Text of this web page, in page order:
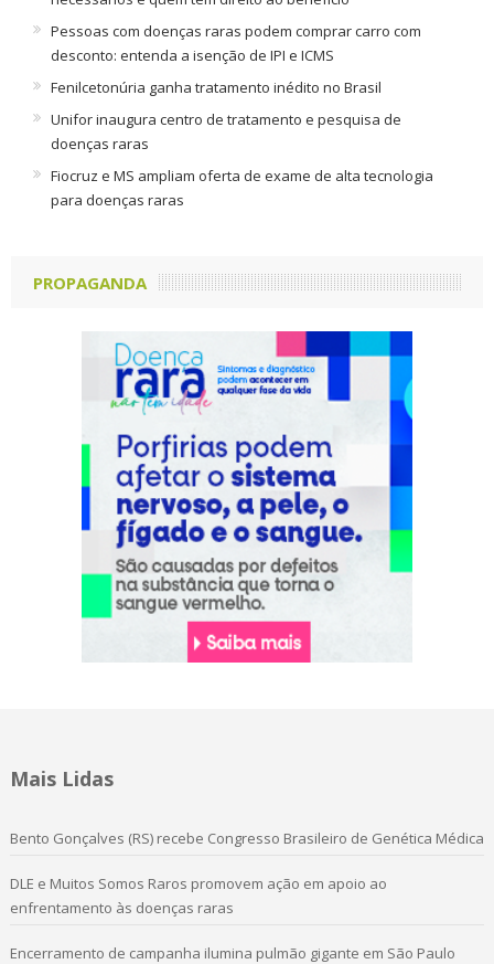
Pessoas com doenças raras podem comprar carro com
desconto: entenda a isenção de IPI e ICMS
Fenilcetonúria ganha tratamento inédito no Brasil
Unifor inaugura centro de tratamento e pesquisa de
doenças raras
Fiocruz e MS ampliam oferta de exame de alta tecnologia
para doenças raras
PROPAGANDA
Mais Lidas
Bento Gonçalves (RS) recebe Congresso Brasileiro de Genética Médica
DLE e Muitos Somos Raros promovem ação em apoio ao
enfrentamento às doenças raras
Encerramento de campanha ilumina pulmão gigante em São Paulo